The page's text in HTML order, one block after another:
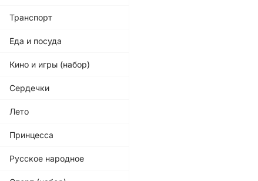
Транспорт
Еда и посуда
Кино и игры (набор)
Сердечки
Лето
Принцесса
Русское народное